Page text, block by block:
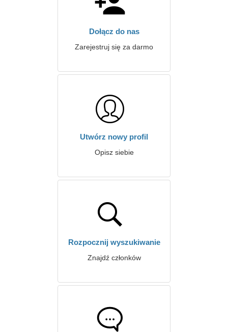
Dołącz do nas
Zarejestruj się za darmo
Utwórz nowy profil
Opisz siebie
Rozpocznij wyszukiwanie
Znajdź członków